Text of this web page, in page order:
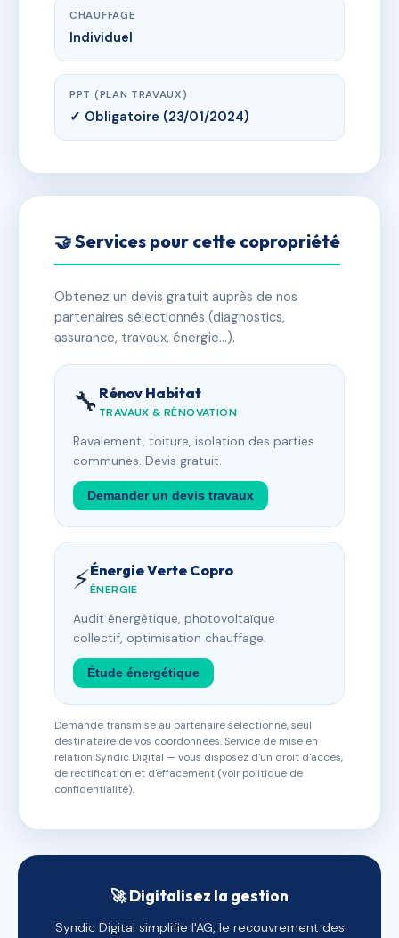
CHAUFFAGE
Individuel
PPT (PLAN TRAVAUX)
✓ Obligatoire (23/01/2024)
🤝 Services pour cette copropriété
Obtenez un devis gratuit auprès de nos
partenaires sélectionnés (diagnostics,
assurance, travaux, énergie…).
🔧 Rénov Habitat
TRAVAUX & RÉNOVATION
Ravalement, toiture, isolation des parties
communes. Devis gratuit.
Demander un devis travaux
⚡Énergie Verte Copro
ÉNERGIE
Audit énergétique, photovoltaïque
collectif, optimisation chauffage.
Étude énergétique
Demande transmise au partenaire sélectionné, seul
destinataire de vos coordonnées. Service de mise en
relation Syndic Digital — vous disposez d'un droit d'accès,
de rectification et d'effacement (voir politique de
confidentialité).
🚀 Digitalisez la gestion
Syndic Digital simplifie l'AG, le recouvrement des